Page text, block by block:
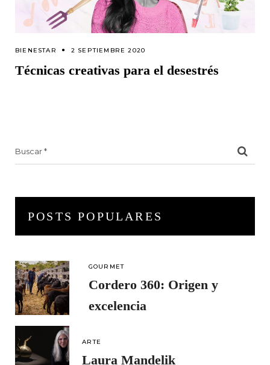
BIENESTAR 2 SEPTIEMBRE 2020
Técnicas creativas para el desestrés
POSTS POPULARES
GOURMET
Cordero 360: Origen y
excelencia
ARTE
Laura Mandelik